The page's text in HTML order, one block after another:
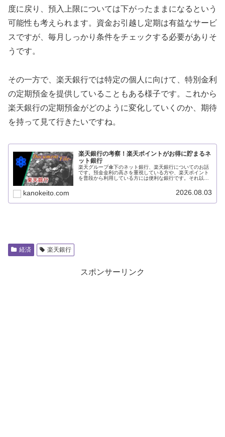
度に戻り、預入上限については下がったままになるという
可能性も考えられます。資金お引越し定期は有益なサービ
スですが、毎月しっかり条件をチェックする必要がありそ
うです。
その一方で、楽天銀行では特定の個人に向けて、特別金利
の定期預金を提供していることもある様子です。これから
楽天銀行の定期預金がどのように変化していくのか、期待
を持って見て行きたいですね。
楽天銀行の考察！楽天ポイントがお得に貯まるネ
ット銀行
楽天グループ傘下のネット銀行、楽天銀行についてのお話
です。預金金利の高さを重視している方や、楽天ポイント
を普段から利用している方には便利な銀行です。それ以外
は、楽天銀行について考察していきましょう。
kanokeito.com 2026.08.03
経済 楽天銀行
スポンサーリンク